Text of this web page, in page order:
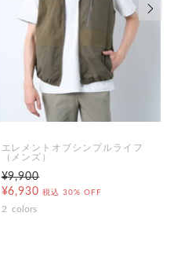
エレメントオブシンプルライフ
（メンズ）
¥9,900
¥6,930 税込 30% OFF
2 colors